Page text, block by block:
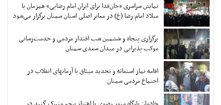
نمایش سراسری «جان‌فدا برای ایرانِ امام رضایی» همزمان با
میلاد امام رضا (ع) در معابر اصلی استان سمنان برگزار می‌شود
برگزاری پنجاه و ششمین شب اقتدار مردمی و خدمت‌رسانی
موکب پذیرایی در میدان سعدی سمنان
اقامه نماز استغاثه و تجدید میثاق با آرمانهای انقلاب در
اجتماع مردمی سمنان